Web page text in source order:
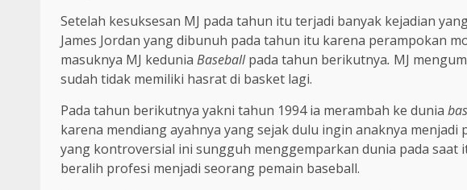
Setelah kesuksesan MJ pada tahun itu terjadi banyak kejadian
James Jordan yang dibunuh pada tahun itu karena perampokan
masuknya MJ kedunia Baseballpada tahun berikutnya. MJ
sudah tidak memiliki hasrat di basket lagi.
Pada tahun berikutnya yakni tahun 1994 ia merambah ke dunia
karena mendiang ayahnya yang sejak dulu ingin anaknya
yang kontroversial ini sungguh menggemparkan dunia pada saat
beralih profesi menjadi seorang pemain baseball.